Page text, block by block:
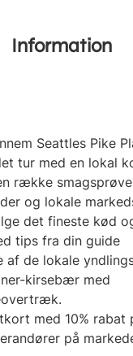
Information
Seattles Pike
tur med en lokal
række
og lokale
det fineste kød
tips fra din guide
af de lokale
kirsebær med
med 10% rabat
på